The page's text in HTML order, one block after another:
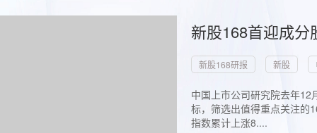
新股168首迎成
新股168研报 新股
中国上市公司研究院去年
标，筛选出值得重点关注的
指数累计上涨8....